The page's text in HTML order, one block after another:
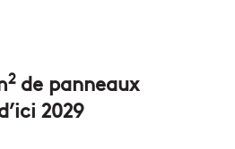
2 de panneaux
2029